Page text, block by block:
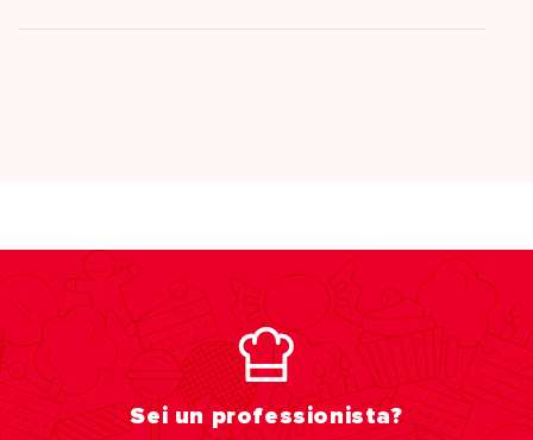
Sei un professionista?